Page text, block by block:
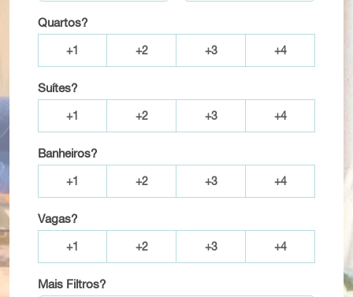
Quartos?
+1 +2 +3 +4
Suítes?
+1 +2 +3 +4
Banheiros?
+1 +2 +3 +4
Vagas?
+1 +2 +3 +4
Mais Filtros?